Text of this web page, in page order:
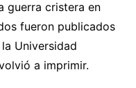
guerra cristera en
fueron publicados
Universidad
a imprimir.